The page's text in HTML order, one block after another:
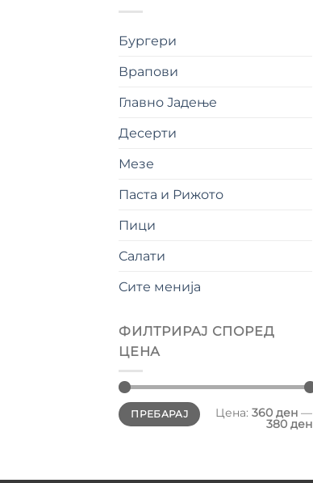
Бургери
Врапови
Главно Јадење
Десерти
Мезе
Паста и Рижото
Пици
Салати
Сите менија
ФИЛТРИРАЈ СПОРЕД
ЦЕНА
Мин.
цена
Максимална
ценаПРЕБАРАЈ Цена: 360 ден —
380 ден